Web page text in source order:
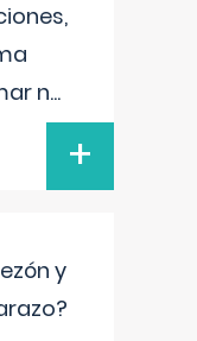
n...
+
y